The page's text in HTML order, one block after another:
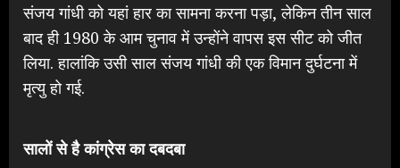
संजय गांधी को यहां हार का सामना करना पड़ा, लेकिन तीन साल
बाद ही 1980 के आम चुनाव में उन्होंने वापस इस सीट को जीत
लिया. हालांकि उसी साल संजय गांधी की एक विमान दुर्घटना में
मृत्यु हो गई.
सालों से है कांग्रेस का दबदबा